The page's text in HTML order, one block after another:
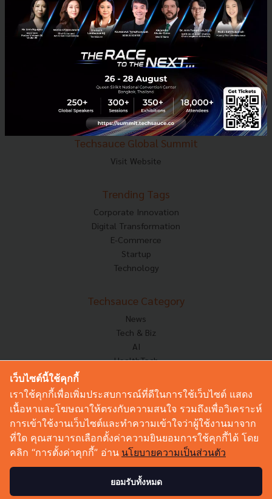
Techsauce Media
About Techsauce
Techsauce Services
Privacy Policy
ส่งบทความ
Techsauce Global Summit
Visit Website
Trending Tags
Corporate Innovation
Digital Transformation
E-Commerce
Startup
Technology
Techsauce Category
News
Tech & Biz
AI
HealthTech
Corp Innov
Saucy Thoughts
Sustainable
Videos
Podcast
เว็บไซต์นี้ใช้คุกกี้
เราใช้คุกกี้เพื่อเพิ่มประสบการณ์ที่ดีในการใช้เว็บไซต์ แสดง
เนื้อหาและโฆษณาให้ตรงกับความสนใจ รวมถึงเพื่อวิเคราะห์
การเข้าใช้งานเว็บไซต์และทำความเข้าใจว่าผู้ใช้งานมาจาก
ที่ใด คุณสามารถเลือกตั้งค่าความยินยอมการใช้คุกกี้ได้ โดย
คลิก “การตั้งค่าคุกกี้” อ่าน นโยบายความเป็นส่วนตัว
ยอมรับทั้งหมด